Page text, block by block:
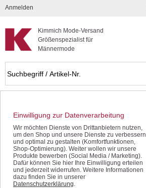
Kompletten Head der Seite überspringen
Kimmich Mode-Versand
Größenspezialist für
Männermode
Anmelden
Einwilligung zur Datenverarbeitung
Wir möchten Dienste von Drittanbietern nutzen,
um den Shop und unsere Dienste zu verbessern
und optimal zu gestalten (Komfortfunktionen,
Shop-Optimierung). Weiter wollen wir unsere
Produkte bewerben (Social Media / Marketing).
Dafür können Sie hier Ihre Einwilligung erteilen
und jederzeit widerrufen. Weitere Informationen
dazu finden Sie in unserer
Datenschutzerklärung.